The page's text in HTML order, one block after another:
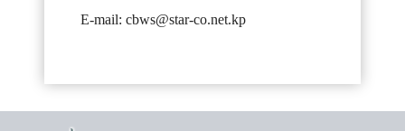
E-mail: cbws@star-co.net.kp